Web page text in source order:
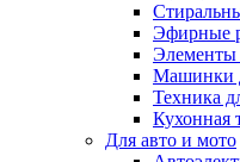
Эфирные
Элементы
Машинки
Техника
Кухонная
Для авто и мото